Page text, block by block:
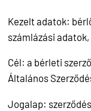
Kezelt adatok:
számlázási
Cél: a bérleti
Általános
Jogalap: